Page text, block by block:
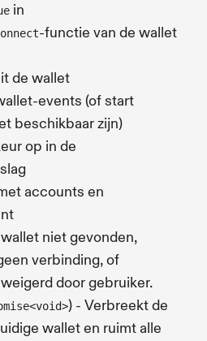
in
-functie van de wallet
de wallet
events (of start
beschikbaar zijn)
op in de
accounts en
niet gevonden,
verbinding, of
door gebruiker.
) - Verbreekt de
wallet en ruimt alle